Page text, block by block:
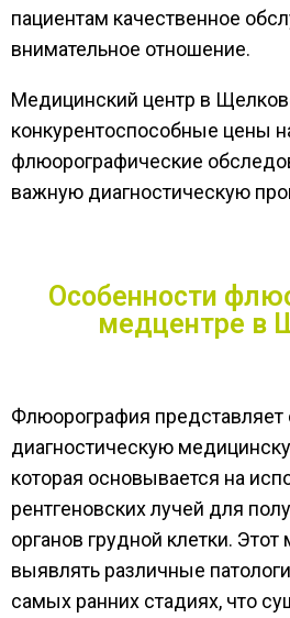
пациентам качественное
внимательное отношение.
Медицинский центр в
конкурентоспособные цены
флюорографические
важную диагностическую
Особенности
медцентре в
Флюорография представляет
диагностическую
которая основывается на
рентгеновских лучей для
органов грудной клетки.
выявлять различные
самых ранних стадиях, что